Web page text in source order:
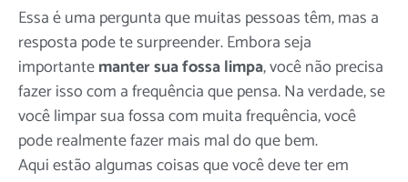
Essa é uma pergunta que muitas pessoas têm, mas a
resposta pode te surpreender. Embora seja
importantemanter sua fossa limpa, você não precisa
fazer isso com a frequência que pensa. Na verdade, se
você limpar sua fossa com muita frequência, você
pode realmente fazer mais mal do que bem.
Aqui estão algumas coisas que você deve ter em